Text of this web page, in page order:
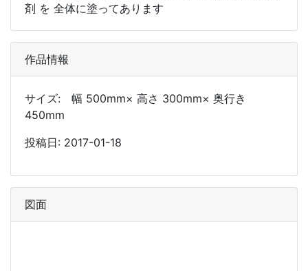
剤 を 全体に塗ってあります
作品情報
サイズ: 幅 500mm× 高さ 300mm× 奥行き
450mm
投稿日: 2017-01-18
図面